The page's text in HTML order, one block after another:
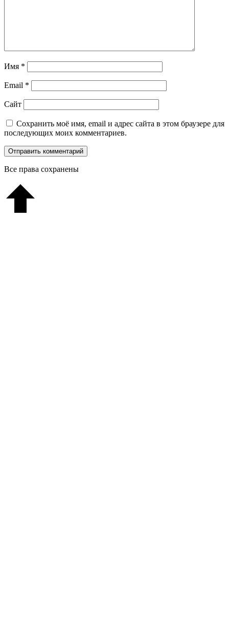
Имя *
Email *
Сайт
Сохранить моё имя, email и адрес сайта в этом браузере для
последующих моих комментариев.
Все права сохранены